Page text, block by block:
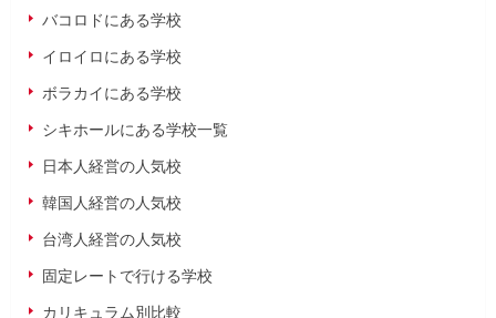
バコロドにある学校
イロイロにある学校
ボラカイにある学校
シキホールにある学校一覧
日本人経営の人気校
韓国人経営の人気校
台湾人経営の人気校
固定レートで行ける学校
カリキュラム別比較